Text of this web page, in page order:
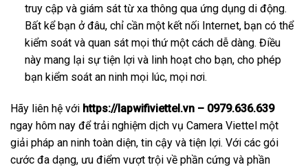
truy cập và giám sát từ xa thông qua ứng dụng di động.
Bất kể bạn ở đâu, chỉ cần một kết nối Internet, bạn có thể
kiểm soát và quan sát mọi thứ một cách dễ dàng. Điều
này mang lại sự tiện lợi và linh hoạt cho bạn, cho phép
bạn kiểm soát an ninh mọi lúc, mọi nơi.
Hãy liên hệ với https://lapwifiviettel.vn – 0979.636.639
ngay hôm nay để trải nghiệm dịch vụ Camera Viettel một
giải pháp an ninh toàn diện, tin cậy và tiện lợi. Với các gói
cước đa dạng, ưu điểm vượt trội về phần cứng và phần